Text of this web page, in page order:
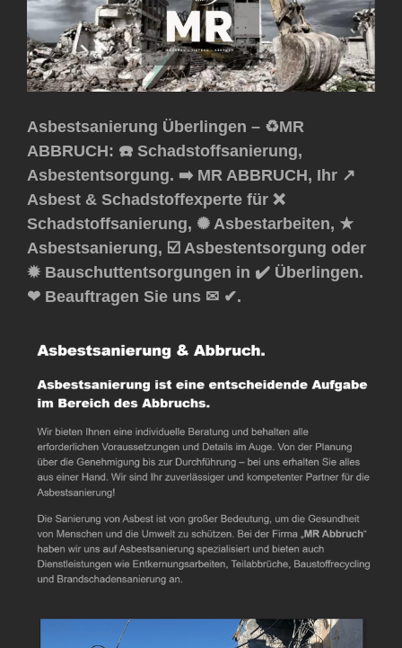
Asbestsanierung Überlingen – ♻️MR
ABBRUCH: ☎️ Schadstoffsanierung,
Asbestentsorgung. ➡️ MR ABBRUCH, Ihr ↗️
Asbest & Schadstoffexperte für ❌
Schadstoffsanierung, ✺ Asbestarbeiten, ★
Asbestsanierung, ☑️ Asbestentsorgung oder
✹ Bauschuttentsorgungen in ✔️ Überlingen.
❤ Beauftragen Sie uns ✉ ✔.